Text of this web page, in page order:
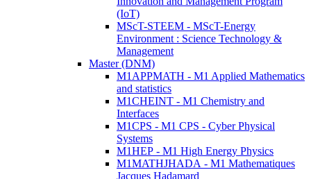
(IoT)
MScT-STEEM - MScT-Energy
Environment : Science Technology &
Management
Master (DNM)
M1APPMATH - M1 Applied Mathematics
and statistics
M1CHEINT - M1 Chemistry and
Interfaces
M1CPS - M1 CPS - Cyber Physical
Systems
M1HEP - M1 High Energy Physics
M1MATHJHADA - M1 Mathematiques
Jacques Hadamard